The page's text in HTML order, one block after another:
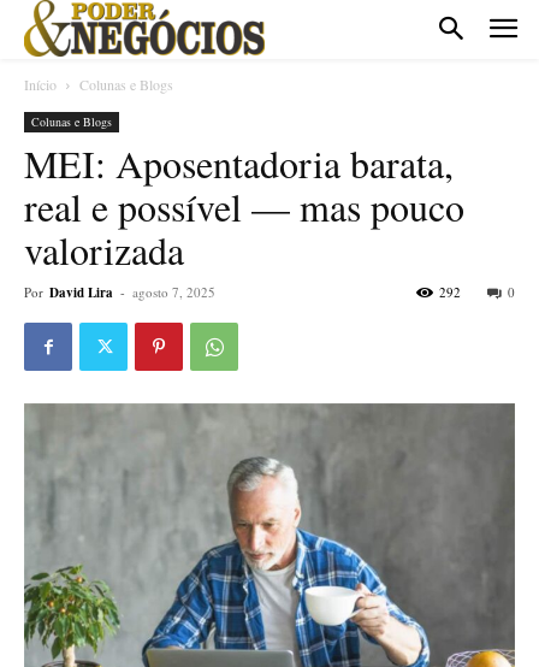
Início Colunas e Blogs
Colunas e Blogs
MEI: Aposentadoria barata,
real e possível — mas pouco
valorizada
Por David Lira - agosto 7, 2025 0
292